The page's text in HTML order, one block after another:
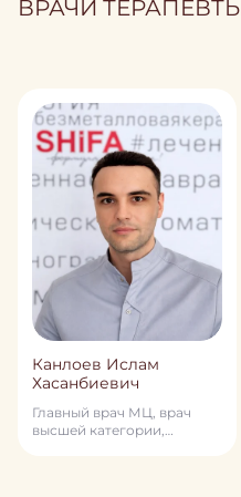
ВРАЧИ ТЕРАПЕВТЫ
Канлоев Ислам
Хасанбиевич
Главный врач МЦ, врач
высшей категории,